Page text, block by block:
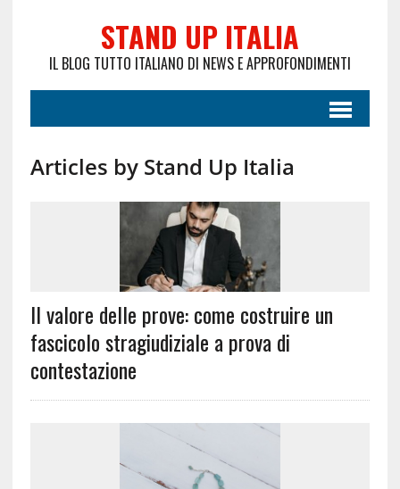
STAND UP ITALIA
IL BLOG TUTTO ITALIANO DI NEWS E APPROFONDIMENTI
Articles by Stand Up Italia
Il valore delle prove: come costruire un
fascicolo stragiudiziale a prova di
contestazione